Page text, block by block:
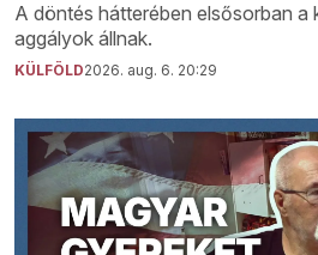
A döntés hátterében elsősorban a
aggályok állnak.
KÜLFÖLD2026. aug. 6. 20:29